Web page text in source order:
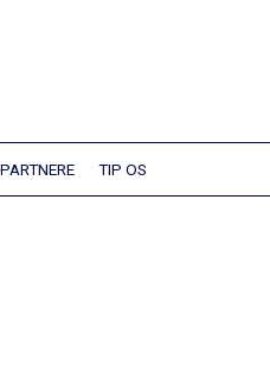
PARTNERE TIP OS